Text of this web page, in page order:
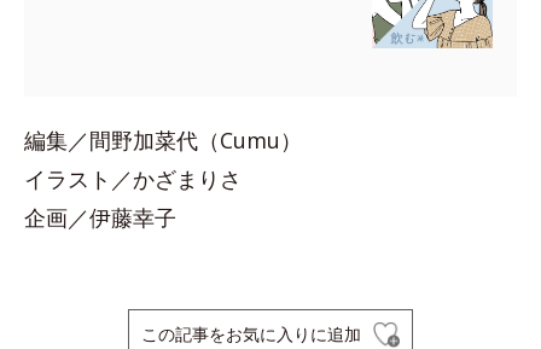
編集／間野加菜代（Cumu）
イラスト／かざまりさ
企画／伊藤幸子
この記事をお気に入りに追加